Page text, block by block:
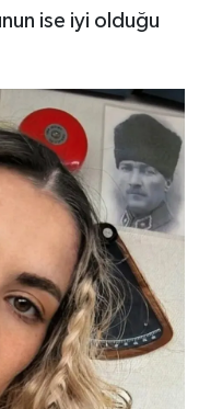
ise iyi olduğu